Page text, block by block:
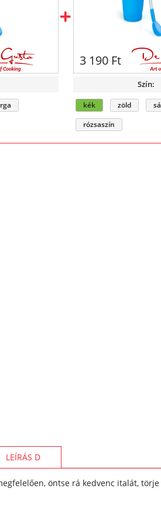
3 190 Ft
Szín:
kék zöld
rózsaszín
LEÍRÁS D
öntse rá kedvenc italát, törje